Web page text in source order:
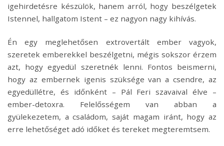
igehirdetésre készülök, hanem arról, hogy beszélgetek
Istennel, hallgatom Istent – ez nagyon nagy kihívás.
Én egy meglehetősen extrovertált ember vagyok,
szeretek emberekkel beszélgetni, mégis sokszor érzem
azt, hogy egyedül szeretnék lenni. Fontos beismerni,
hogy az embernek igenis szüksége van a csendre, az
egyedüllétre, és időnként – Pál Feri szavaival élve –
ember-detoxra. Felelősségem van abban a
gyülekezetem, a családom, saját magam iránt, hogy az
erre lehetőséget adó időket és tereket megteremtsem.